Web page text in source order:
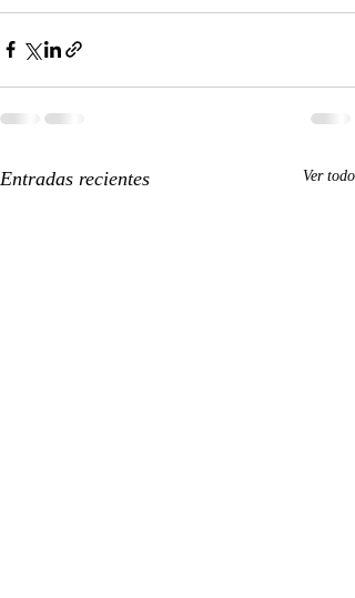
Entradas recientes Ver todo